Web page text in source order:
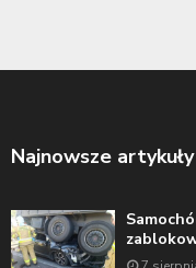
Najnowsze artykuły